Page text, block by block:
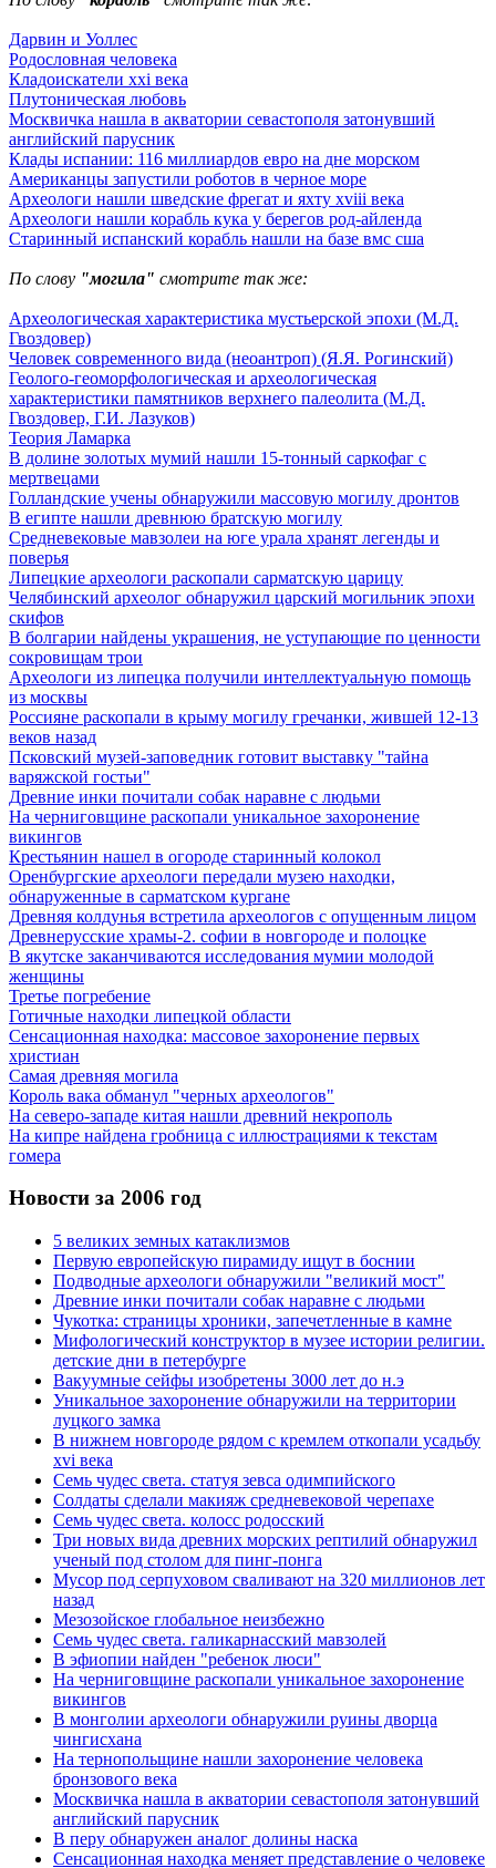
Дарвин и Уоллес
Родословная человека
Кладоискатели xxi века
Плутоническая любовь
Москвичка нашла в акватории севастополя затонувший
английский парусник
Клады испании: 116 миллиардов евро на дне морском
Американцы запустили роботов в черное море
Археологи нашли шведские фрегат и яхту xviii века
Археологи нашли корабль кука у берегов род-айленда
Старинный испанский корабль нашли на базе вмс сша
По слову "могила" смотрите так же:
Археологическая характеристика мустьерской эпохи (М.Д.
Гвоздовер)
Человек современного вида (неоантроп) (Я.Я. Рогинский)
Геолого-геоморфологическая и археологическая
характеристики памятников верхнего палеолита (М.Д.
Гвоздовер, Г.И. Лазуков)
Теория Ламарка
В долине золотых мумий нашли 15-тонный саркофаг с
мертвецами
Голландские учены обнаружили массовую могилу дронтов
В египте нашли древнюю братскую могилу
Средневековые мавзолеи на юге урала хранят легенды и
поверья
Липецкие археологи раскопали сарматскую царицу
Челябинский археолог обнаружил царский могильник эпохи
скифов
В болгарии найдены украшения, не уступающие по ценности
сокровищам трои
Археологи из липецка получили интеллектуальную помощь
из москвы
Россияне раскопали в крыму могилу гречанки, жившей 12-13
веков назад
Псковский музей-заповедник готовит выставку "тайна
варяжской гостьи"
Древние инки почитали собак наравне с людьми
На черниговщине раскопали уникальное захоронение
викингов
Крестьянин нашел в огороде старинный колокол
Оренбургские археологи передали музею находки,
обнаруженные в сарматском кургане
Древняя колдунья встретила археологов с опущенным лицом
Древнерусские храмы-2. софии в новгороде и полоцке
В якутске заканчиваются исследования мумии молодой
женщины
Третье погребение
Готичные находки липецкой области
Сенсационная находка: массовое захоронение первых
христиан
Самая древняя могила
Король вака обманул "черных археологов"
На северо-западе китая нашли древний некрополь
На кипре найдена гробница с иллюстрациями к текстам
гомера
Новости за 2006 год
5 великих земных катаклизмов
Первую европейскую пирамиду ищут в боснии
Подводные археологи обнаружили "великий мост"
Древние инки почитали собак наравне с людьми
Чукотка: страницы хроники, запечетленные в камне
Мифологический конструктор в музее истории религии.
детские дни в петербурге
Вакуумные сейфы изобретены 3000 лет до н.э
Уникальное захоронение обнаружили на территории
луцкого замка
В нижнем новгороде рядом с кремлем откопали усадьбу
xvi века
Семь чудес света. статуя зевса одимпийского
Солдаты сделали макияж средневековой черепахе
Семь чудес света. колосс родосский
Три новых вида древних морских рептилий обнаружил
ученый под столом для пинг-понга
Мусор под cерпуховом сваливают на 320 миллионов лет
назад
Мезозойское глобальное неизбежно
Семь чудес света. галикарнасский мавзолей
В эфиопии найден "ребенок люси"
На черниговщине раскопали уникальное захоронение
викингов
В монголии археологи обнаружили руины дворца
чингисхана
На тернопольщине нашли захоронение человека
бронзового века
Москвичка нашла в акватории севастополя затонувший
английский парусник
В перу обнаружен аналог долины наска
Сенсационная находка меняет представление о человеке